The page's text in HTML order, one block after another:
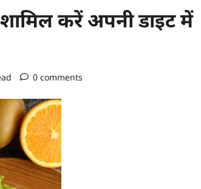
करें अपनी डाइट में
0 comments